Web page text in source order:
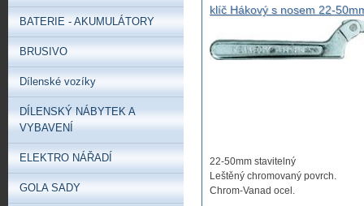
klíč Hákový s nosem 22-
nastavitelný 22 - 50mm
22-50mm stavitelný
Leštěný chromovaný povrch.
Chrom-Vanad ocel.
BATERIE - AKUMULÁTORY
BRUSIVO
Dílenské vozíky
DÍLENSKÝ NÁBYTEK A
VYBAVENÍ
ELEKTRO NÁŘADÍ
GOLA SADY